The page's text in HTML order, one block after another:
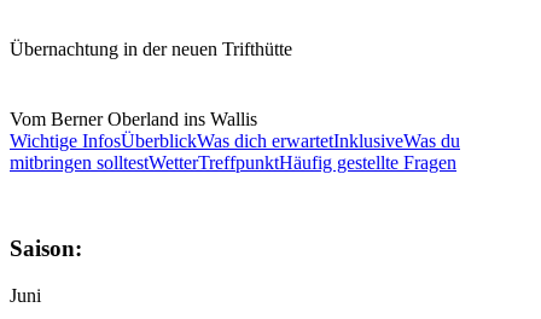
Übernachtung in der neuen Trifthütte
Vom Berner Oberland ins Wallis
Wichtige InfosÜberblickWas dich erwartetInklusiveWas du
mitbringen solltestWetterTreffpunktHäufig gestellte Fragen
Saison:
Juni